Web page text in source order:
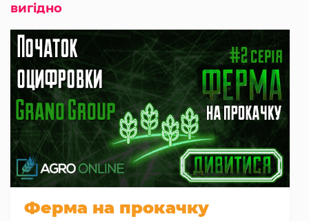
вигідно
Ферма на прокачку